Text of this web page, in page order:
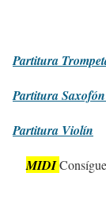
Partitura
Partitura
Partitura Violín
MIDI